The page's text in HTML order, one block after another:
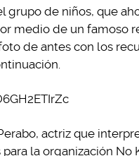
grupo de niños, que
medio de un famoso
de antes con los
actriz que
la organización No